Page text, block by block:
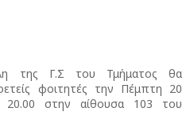
της Γ.Σ του Τμήματος θα
φοιτητές την Πέμπτη 20
20.00 στην αίθουσα 103 του